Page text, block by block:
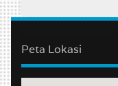
Peta Lokasi